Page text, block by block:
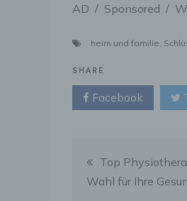
AD / Sponsored /
heim und familie
SHARE
Facebook
Top
Wahl für Ihre